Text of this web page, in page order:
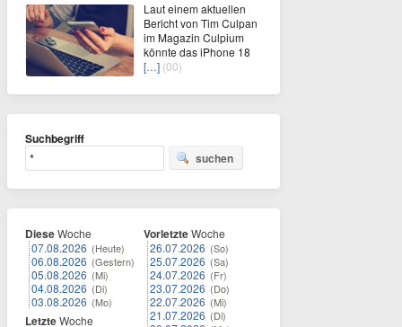
Laut einem aktuellen
Bericht von Tim Culpan
im Magazin Culpium
könnte das iPhone 18
[…] (00)
Suchbegriff
suchen
DieseWoche
07.08.2026 (Heute)
06.08.2026 (Gestern)
05.08.2026 (Mi)
04.08.2026 (Di)
03.08.2026 (Mo)
LetzteWoche
VorletzteWoche
26.07.2026 (So)
25.07.2026 (Sa)
24.07.2026 (Fr)
23.07.2026 (Do)
22.07.2026 (Mi)
21.07.2026 (Di)